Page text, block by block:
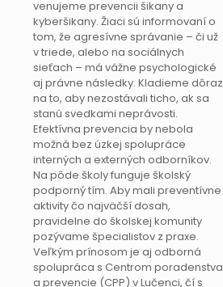
venujeme prevencii šikany a
kyberšikany. Žiaci sú informovaní o
tom, že agresívne správanie – či už
v triede, alebo na sociálnych
sieťach – má vážne psychologické
aj právne následky. Kladieme dôraz
na to, aby nezostávali ticho, ak sa
stanú svedkami neprávosti.
Efektívna prevencia by nebola
možná bez úzkej spolupráce
interných a externých odborníkov.
Na pôde školy funguje školský
podporný tím. Aby mali preventívne
aktivity čo najväčší dosah,
pravidelne do školskej komunity
pozývame špecialistov z praxe.
Veľkým prínosom je aj odborná
spolupráca s Centrom poradenstva
a prevencie (CPP) v Lučenci, čí s